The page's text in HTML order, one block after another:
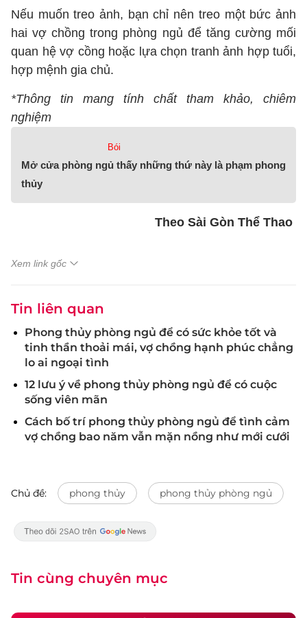
Nếu muốn treo ảnh, bạn chỉ nên treo một bức ảnh
hai vợ chồng trong phòng ngủ để tăng cường mối
quan hệ vợ cồng hoặc lựa chọn tranh ảnh hợp tuổi,
hợp mệnh gia chủ.
*Thông tin mang tính chất tham khảo, chiêm
nghiệm
Bói
Mở cửa phòng ngủ thấy những thứ này là phạm phong
thủy
Theo Sài Gòn Thể Thao
Xem link gốc
Tin liên quan
Phong thủy phòng ngủ để có sức khỏe tốt và
tinh thần thoải mái, vợ chồng hạnh phúc chẳng
lo ai ngoại tình
12 lưu ý về phong thủy phòng ngủ để có cuộc
sống viên mãn
Cách bố trí phong thủy phòng ngủ để tình cảm
vợ chồng bao năm vẫn mặn nồng như mới cưới
Chủ đề: phong thủy phong thủy phòng ngủ
Tin cùng chuyên mục